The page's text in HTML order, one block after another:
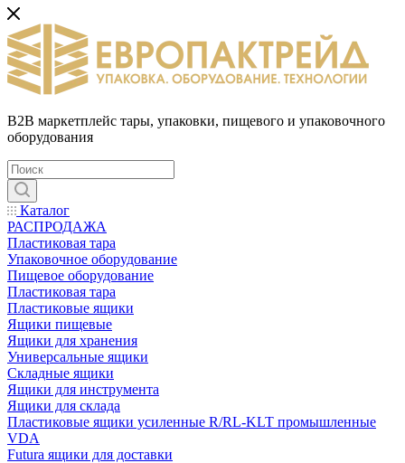
B2B маркетплейс тары, упаковки, пищевого и упаковочного
оборудования
Каталог
РАСПРОДАЖА
Пластиковая тара
Упаковочное оборудование
Пищевое оборудование
Пластиковая тара
Пластиковые ящики
Ящики пищевые
Ящики для хранения
Универсальные ящики
Складные ящики
Ящики для инструмента
Ящики для склада
Пластиковые ящики усиленные R/RL-KLT промышленные
VDA
Futura ящики для доставки